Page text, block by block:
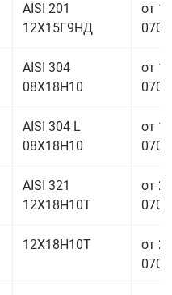
AISI 201
12Х15Г9НД
от
AISI 304
08Х18Н10
от
AISI 304 L
08Х18Н10
от
AISI 321
12Х18Н10Т
от
12Х18Н10Т
от